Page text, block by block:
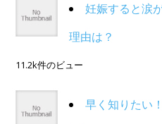
妊娠すると涙
理由は？
11.2k件のビュー
早く知りたい